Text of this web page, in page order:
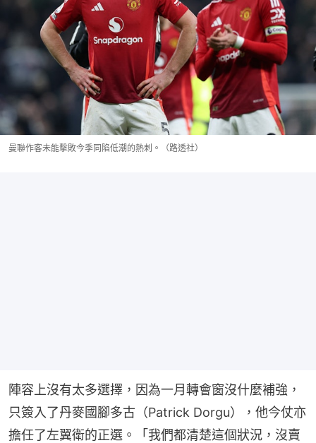
曼聯作客未能擊敗今季同陷低潮的熱刺。（路透社）
陣容上沒有太多選擇，因為一月轉會窗沒什麼補強，
只簽入了丹麥國腳多古（Patrick Dorgu），他今仗亦
擔任了左翼衛的正選。「我們都清楚這個狀況，沒賣